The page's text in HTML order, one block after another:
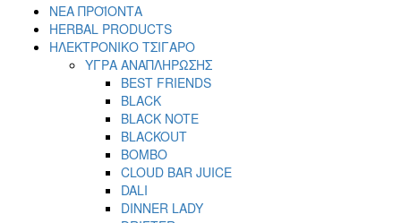
ΝΕΑ ΠΡΟΪΟΝΤΑ
HERBAL PRODUCTS
ΗΛΕΚΤΡΟΝΙΚΟ ΤΣΙΓΑΡΟ
ΥΓΡΑ ΑΝΑΠΛΗΡΩΣΗΣ
BEST FRIENDS
BLACK
BLACK NOTE
BLACKOUT
BOMBO
CLOUD BAR JUICE
DALI
DINNER LADY